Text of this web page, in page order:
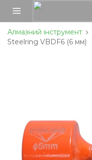
Алмазний інструмент
Steelring VBDF6 (6 мм)